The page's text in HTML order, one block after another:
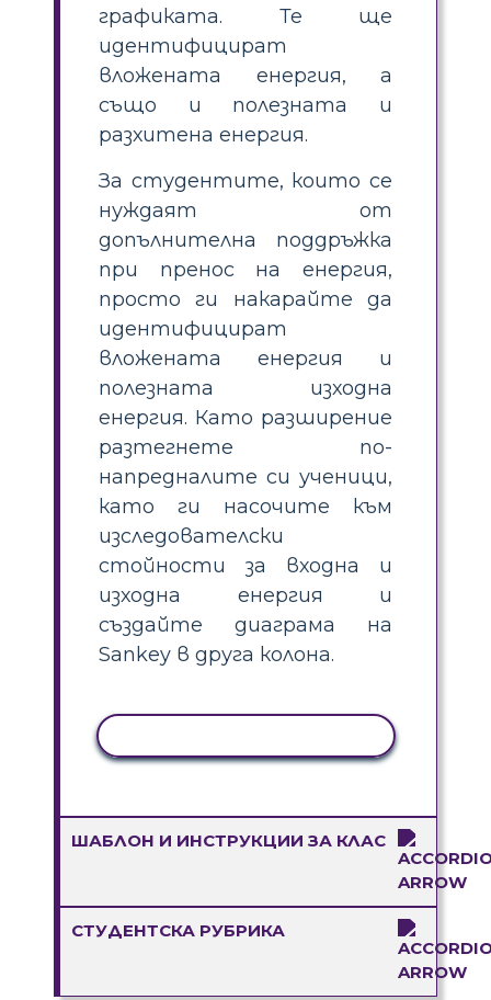
графиката. Те ще
идентифицират
вложената енергия, а
също и полезната и
разхитена енергия.
За студентите, които се
нуждаят от
допълнителна поддръжка
при пренос на енергия,
просто ги накарайте да
идентифицират
вложената енергия и
полезната изходна
енергия. Като разширение
разтегнете по-
напредналите си ученици,
като ги насочите към
изследователски
стойности за входна и
изходна енергия и
създайте диаграма на
Sankey в друга колона.
ШАБЛОН И ИНСТРУКЦИИ ЗА КЛАС
СТУДЕНТСКА РУБРИКА